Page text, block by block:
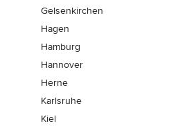
Gelsenkirchen
Hagen
Hamburg
Hannover
Herne
Karlsruhe
Kiel